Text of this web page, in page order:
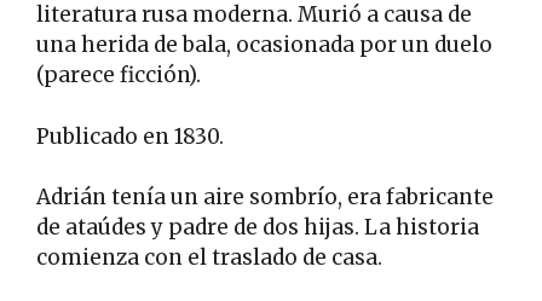
literatura rusa moderna. Murió a causa de
una herida de bala, ocasionada por un duelo
(parece ficción).
Publicado en 1830.
Adrián tenía un aire sombrío, era fabricante
de ataúdes y padre de dos hijas. La historia
comienza con el traslado de casa.